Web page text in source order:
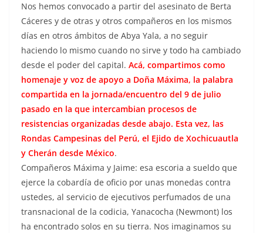
Nos hemos convocado a partir del asesinato de Berta
Cáceres y de otras y otros compañeros en los mismos
días en otros ámbitos de Abya Yala, a no seguir
haciendo lo mismo cuando no sirve y todo ha cambiado
desde el poder del capital. Acá, compartimos como
homenaje y voz de apoyo a Doña Máxima, la palabra
compartida en la jornada/encuentro del 9 de julio
pasado en la que intercambian procesos de
resistencias organizadas desde abajo. Esta vez, las
Rondas Campesinas del Perú, el Ejido de Xochicuautla
y Cherán desde México.
Compañeros Máxima y Jaime: esa escoria a sueldo que
ejerce la cobardía de oficio por unas monedas contra
ustedes, al servicio de ejecutivos perfumados de una
transnacional de la codicia, Yanacocha (Newmont) los
ha encontrado solos en su tierra. Nos imaginamos su